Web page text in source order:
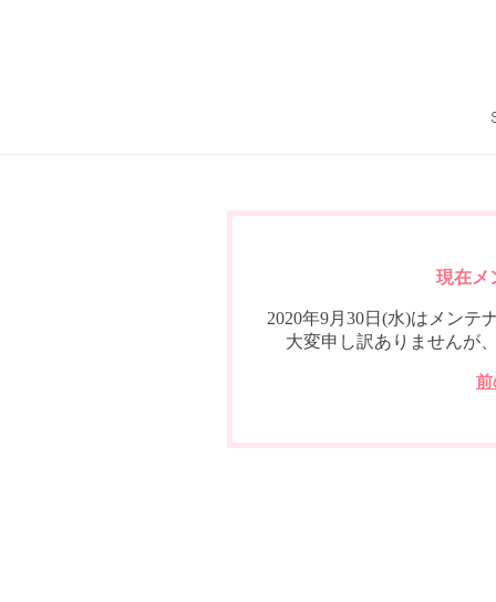
現在メ
2020年9月30日(水)はメンテ
大変申し訳ありませんが
前